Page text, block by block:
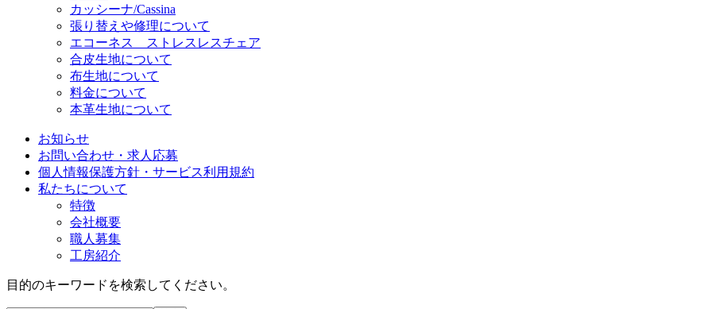
カッシーナ/Cassina
張り替えや修理について
エコーネス ストレスレスチェア
合皮生地について
布生地について
料金について
本革生地について
お知らせ
お問い合わせ・求人応募
個人情報保護方針・サービス利用規約
私たちについて
特徴
会社概要
職人募集
工房紹介
目的のキーワードを検索してください。